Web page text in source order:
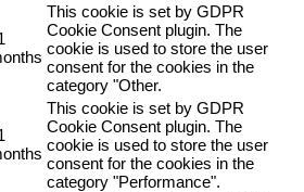
This cookie is set by GDPR
Cookie Consent plugin. The
cookie is used to store the user
consent for the cookies in the
category "Other.
This cookie is set by GDPR
Cookie Consent plugin. The
cookie is used to store the user
consent for the cookies in the
category "Performance".